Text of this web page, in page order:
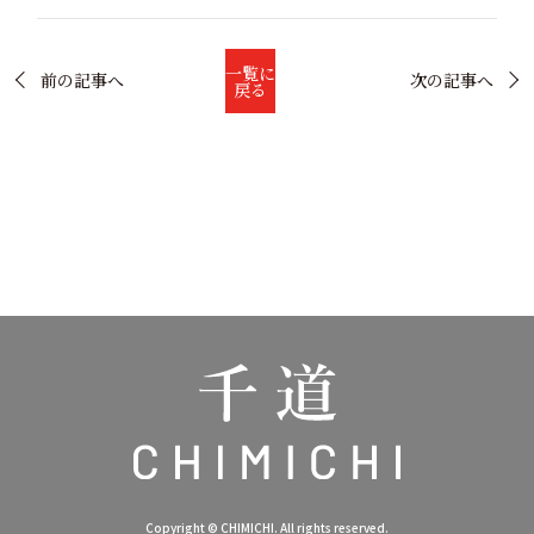
前の記事へ 一覧に
戻る 次の記事へ
Copyright © CHIMICHI. All rights reserved.